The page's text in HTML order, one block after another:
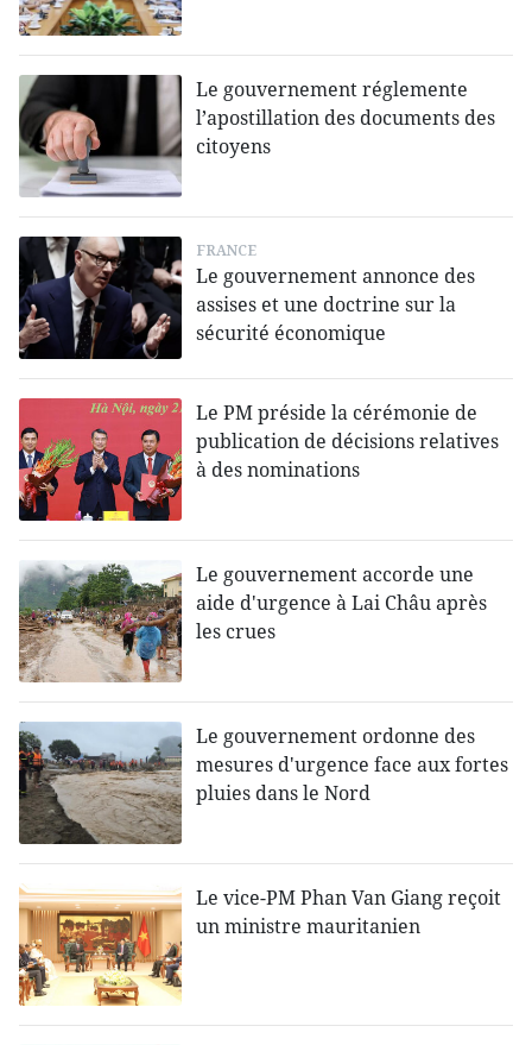
Le gouvernement réglemente
l’apostillation des documents des
citoyens
FRANCE
Le gouvernement annonce des
assises et une doctrine sur la
sécurité économique
Le PM préside la cérémonie de
publication de décisions relatives
à des nominations
Le gouvernement accorde une
aide d'urgence à Lai Châu après
les crues
Le gouvernement ordonne des
mesures d'urgence face aux fortes
pluies dans le Nord
Le vice-PM Phan Van Giang reçoit
un ministre mauritanien